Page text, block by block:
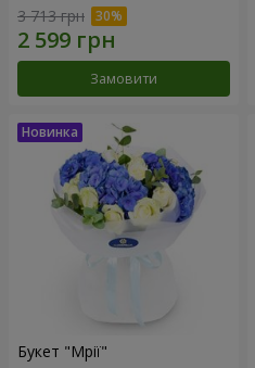
3 713 грн
Замовити
Букет "Мрії"